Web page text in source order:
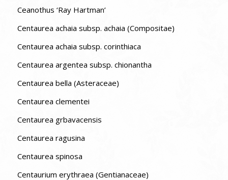
Ceanothus ‘Ray Hartman’
Centaurea achaia subsp. achaia (Compositae)
Centaurea achaia subsp. corinthiaca
Centaurea argentea subsp. chionantha
Centaurea bella (Asteraceae)
Centaurea clementei
Centaurea grbavacensis
Centaurea ragusina
Centaurea spinosa
Centaurium erythraea (Gentianaceae)